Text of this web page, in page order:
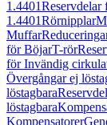
1.4401Reservdelar
1.4401Rörnipplar
Muffar
för BöjarT-rör
för Invändig
Övergångar ej
löstagbara
löstagbara
Kompensatorer